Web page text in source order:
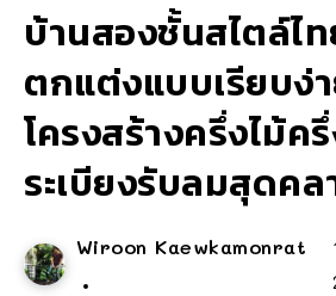
บ้านสองชั้นสไตล์ไ
ตกแต่งแบบเรียบง่
โครงสร้างครึ่งไม้ค
ระเบียงรับลมสุดค
Wiroon Kaewkamonrat